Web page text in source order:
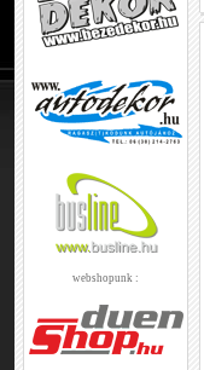
webshopunk :